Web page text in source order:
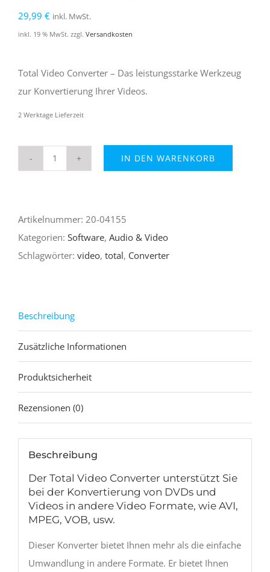
29,99 € inkl. MwSt.
inkl. 19 % MwSt. zzgl. Versandkosten
Total Video Converter – Das leistungsstarke Werkzeug
zur Konvertierung Ihrer Videos.
2 Werktage Lieferzeit
Menge
IN DEN WARENKORB
Artikelnummer: 20-04155
Kategorien: Software, Audio & Video
Schlagwörter: video, total, Converter
Beschreibung
Zusätzliche Informationen
Produktsicherheit
Rezensionen (0)
Beschreibung
Der Total Video Converter unterstützt Sie
bei der Konvertierung von DVDs und
Videos in andere Video Formate, wie AVI,
MPEG, VOB, usw.
Dieser Konverter bietet Ihnen mehr als die einfache
Umwandlung in andere Formate. Er bietet Ihnen